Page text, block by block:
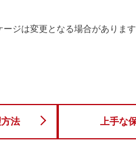
ジは変更となる場合がありま
法 上手な